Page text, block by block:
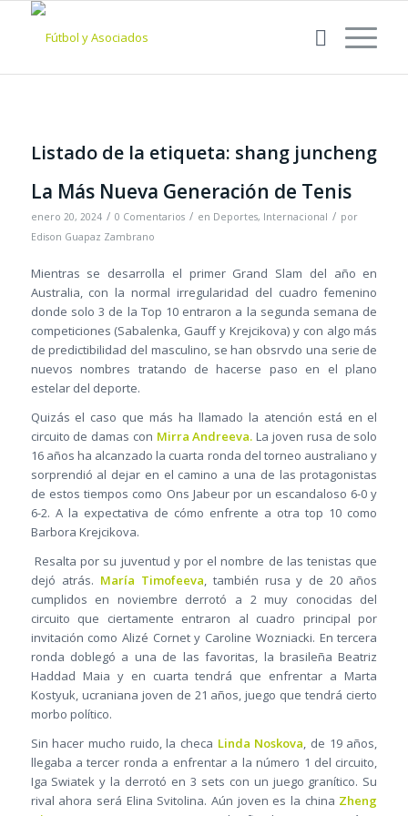
Listado de la etiqueta: shang juncheng
La Más Nueva Generación de Tenis
enero 20, 2024 / 0 Comentarios / en Deportes, Internacional / por
Edison Guapaz Zambrano
Mientras se desarrolla el primer Grand Slam del año en
Australia, con la normal irregularidad del cuadro femenino
donde solo 3 de la Top 10 entraron a la segunda semana de
competiciones (Sabalenka, Gauff y Krejcikova) y con algo más
de predictibilidad del masculino, se han obsrvdo una serie de
nuevos nombres tratando de hacerse paso en el plano
estelar del deporte.
Quizás el caso que más ha llamado la atención está en el
circuito de damas con Mirra Andreeva. La joven rusa de solo
16 años ha alcanzado la cuarta ronda del torneo australiano y
sorprendió al dejar en el camino a una de las protagonistas
de estos tiempos como Ons Jabeur por un escandaloso 6-0 y
6-2. A la expectativa de cómo enfrente a otra top 10 como
Barbora Krejcikova.
Resalta por su juventud y por el nombre de las tenistas que
dejó atrás. María Timofeeva, también rusa y de 20 años
cumplidos en noviembre derrotó a 2 muy conocidas del
circuito que ciertamente entraron al cuadro principal por
invitación como Alizé Cornet y Caroline Wozniacki. En tercera
ronda doblegó a una de las favoritas, la brasileña Beatriz
Haddad Maia y en cuarta tendrá que enfrentar a Marta
Kostyuk, ucraniana joven de 21 años, juego que tendrá cierto
morbo político.
Sin hacer mucho ruido, la checa Linda Noskova, de 19 años,
llegaba a tercer ronda a enfrentar a la número 1 del circuito,
Iga Swiatek y la derrotó en 3 sets con un juego granítico. Su
rival ahora será Elina Svitolina. Aún joven es la china Zheng